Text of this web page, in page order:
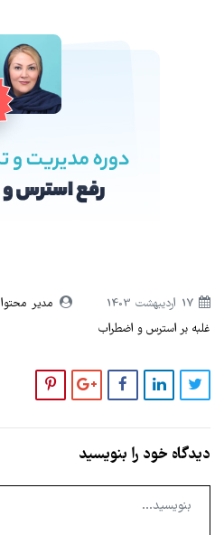
17 ارديبهشت 1403 مدیر محتوا
غلبه بر استرس و اضطراب
دیدگاه خود را بنویسید